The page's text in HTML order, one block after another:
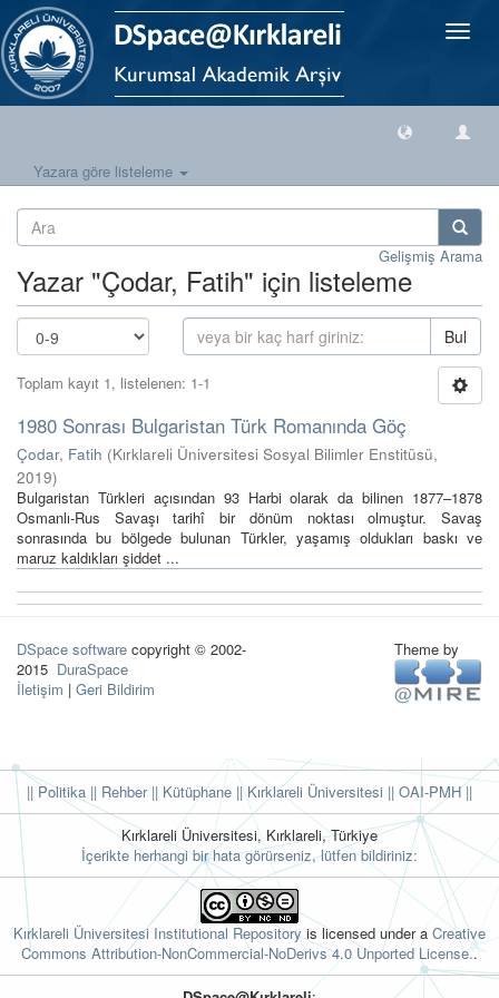
Geçiş
Yazara göre listeleme
Gelişmiş Arama
Yazar "Çodar, Fatih" için listeleme
Bul
Toplam kayıt 1, listelenen: 1-1
1980 Sonrası Bulgaristan Türk Romanında Göç
Çodar, Fatih (Kırklareli Üniversitesi Sosyal Bilimler Enstitüsü,
2019)
Bulgaristan Türkleri açısından 93 Harbi olarak da bilinen 1877–1878
Osmanlı-Rus Savaşı tarihî bir dönüm noktası olmuştur. Savaş
sonrasında bu bölgede bulunan Türkler, yaşamış oldukları baskı ve
maruz kaldıkları şiddet ...
DSpace software copyright © 2002-
2015 DuraSpace
İletişim | Geri Bildirim
Theme by
|| Politika || Rehber|| Kütüphane || Kırklareli Üniversitesi || OAI-PMH ||
Kırklareli Üniversitesi, Kırklareli, Türkiye
İçerikte herhangi bir hata görürseniz, lütfen bildiriniz:
Kırklareli Üniversitesi Institutional Repositoryis licensed under a Creative
Commons Attribution-NonCommercial-NoDerivs 4.0 Unported License..